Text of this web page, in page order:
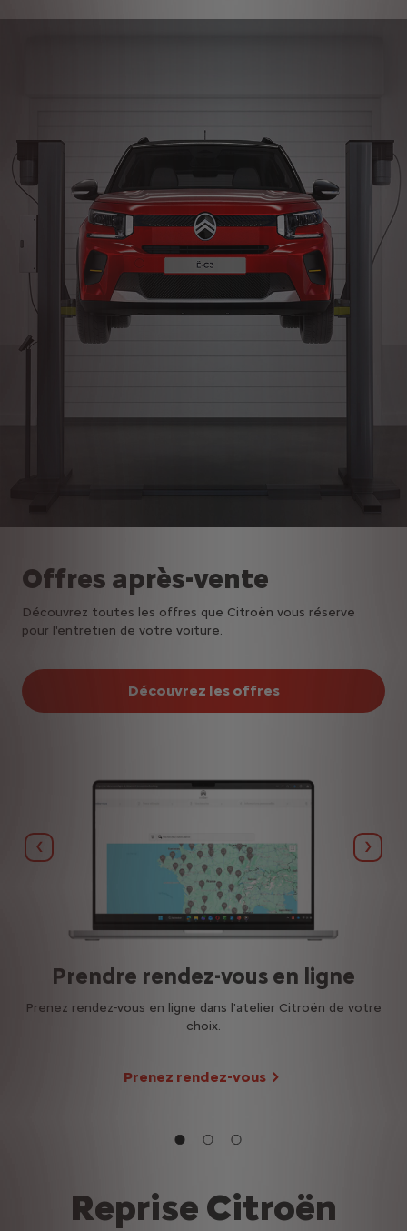
Offres après-vente
Découvrez toutes les offres que Citroën vous réserve
pour l'entretien de votre voiture.
Découvrez les offres
Précédent
Prendre rendez-vous en ligne
Prenez rendez-vous en ligne dans l'atelier Citroën de votre
choix.
Prenez rendez-vous
Reprise Citroën